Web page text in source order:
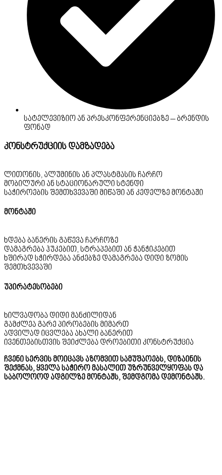
სატელევიზიო ან პრესკონფერენციებზე – ბრენდის
ფონად
კონსტრუქციის დამზადება
ლითონის, ალუმინის ან პლასტმასის ჩარჩო
მობილური ან სტაციონარული სტენდი
საჭიროების შემთხვევაში მიწაში ან კედელზე მონტაჟი
მონტაჟი
ხდება ბანერის გაწევა ჩარჩოზე
დამაგრება ჰუკებით, სტრაპებით ან ჭანჭიკებით
ხშირად სჭირდება ანძებზე დამაგრება დიდი ზომის
შემთხვევაში
უპირატესობები
ხილვადობა დიდი მანძილიდან
გამძლეა გარე პირობების მიმართ
ადვილად იცვლება ახალი ბანერით
ივენთებისთვის შეიძლება დროებითი კონსტრუქცია
ჩვენი სერვის მოიცავს აზომვით სამუშაოებს, დიზაინის
შექმნას, ყველა საჭირო მასალით უზრუნველყოფას და
საბოლოოდ ადგილზე მონტაჟს, შემდგომა დემონტაჟს.